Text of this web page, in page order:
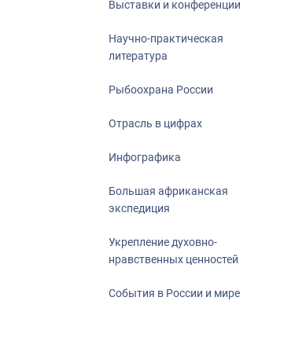
Выставки и конференции
Научно-практическая
литература
Рыбоохрана России
Отрасль в цифрах
Инфографика
Большая африканская
экспедиция
Укрепление духовно-
нравственных ценностей
События в России и мире